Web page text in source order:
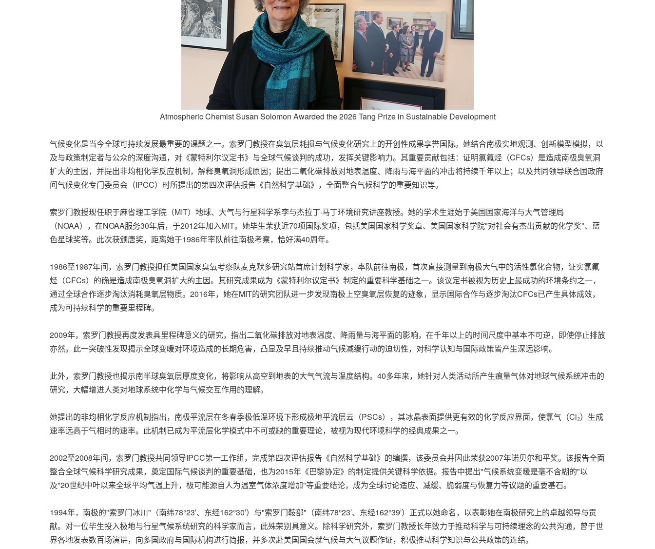
Atmospheric Chemist Susan Solomon Awarded the 2026 Tang Prize in Sustainable Development
气候变化是当今全球可持续发展最重要的课题之一。索罗门教授在臭氧层耗损与气候变化研究上的开创性成果享誉国际。她结合南极实地观测、创新模型模拟，以
及与政策制定者与公众的深度沟通，对《蒙特利尔议定书》与全球气候谈判的成功，发挥关键影响力。其重要贡献包括：证明氯氟烃（CFCs）是造成南极臭氧洞
扩大的主因，并提出非均相化学反应机制，解释臭氧洞形成原因；提出二氧化碳排放对地表温度、降雨与海平面的冲击将持续千年以上；以及共同领导联合国政府
间气候变化专门委员会（IPCC）时所提出的第四次评估报告《自然科学基础》，全面整合气候科学的重要知识等。
索罗门教授现任职于麻省理工学院（MIT）地球、大气与行星科学系李与杰拉丁·马丁环境研究讲座教授。她的学术生涯始于美国国家海洋与大气管理局
（NOAA），在NOAA服务30年后，于2012年加入MIT。她毕生荣获近70项国际奖项，包括美国国家科学奖章、美国国家科学院"对社会有杰出贡献的化学奖"、蓝
色星球奖等。此次获颁唐奖，距离她于1986年率队前往南极考察，恰好满40周年。
1986至1987年间，索罗门教授担任美国国家臭氧考察队麦克默多研究站首席计划科学家，率队前往南极，首次直接测量到南极大气中的活性氯化合物，证实氯氟
烃（CFCs）的确是造成南极臭氧洞扩大的主因。其研究成果成为《蒙特利尔议定书》制定的重要科学基础之一。该议定书被视为历史上最成功的环境条约之一，
通过全球合作逐步淘汰消耗臭氧层物质。2016年，她在MIT的研究团队进一步发现南极上空臭氧层恢复的迹象，显示国际合作与逐步淘汰CFCs已产生具体成效，
成为可持续科学的重要里程碑。
2009年，索罗门教授再度发表具里程碑意义的研究，指出二氧化碳排放对地表温度、降雨量与海平面的影响，在千年以上的时间尺度中基本不可逆，即使停止排放
亦然。此一突破性发现揭示全球变暖对环境造成的长期危害，凸显及早且持续推动气候减缓行动的迫切性，对科学认知与国际政策皆产生深远影响。
此外，索罗门教授也揭示南半球臭氧层厚度变化，将影响从高空到地表的大气气流与温度结构。40多年来，她针对人类活动所产生痕量气体对地球气候系统冲击的
研究，大幅增进人类对地球系统中化学与气候交互作用的理解。
她提出的非均相化学反应机制指出，南极平流层在冬春季极低温环境下形成极地平流层云（PSCs），其冰晶表面提供更有效的化学反应界面，使氯气（Cl₂）生成
速率远高于气相时的速率。此机制已成为平流层化学模式中不可或缺的重要理论，被视为现代环境科学的经典成果之一。
2002至2008年间，索罗门教授共同领导IPCC第一工作组，完成第四次评估报告《自然科学基础》的编撰，该委员会并因此荣获2007年诺贝尔和平奖。该报告全面
整合全球气候科学研究成果，奠定国际气候谈判的重要基础，也为2015年《巴黎协定》的制定提供关键科学依据。报告中提出"气候系统变暖是毫不含糊的"以
及"20世纪中叶以来全球平均气温上升，极可能源自人为温室气体浓度增加"等重要结论，成为全球讨论适应、减缓、脆弱度与恢复力等议题的重要基石。
1994年，南极的"索罗门冰川" （南纬78°23′、东经162°30′）与"索罗门鞍部" （南纬78°23′、东经162°39′）正式以她命名，以表彰她在南极研究上的卓越领导与贡
献。对一位毕生投入极地与行星气候系统研究的科学家而言，此殊荣别具意义。除科学研究外，索罗门教授长年致力于推动科学与可持续理念的公共沟通，曾于世
界各地发表数百场演讲，向多国政府与国际机构进行简报，并多次赴美国国会就气候与大气议题作证，积极推动科学知识与公共政策的连结。